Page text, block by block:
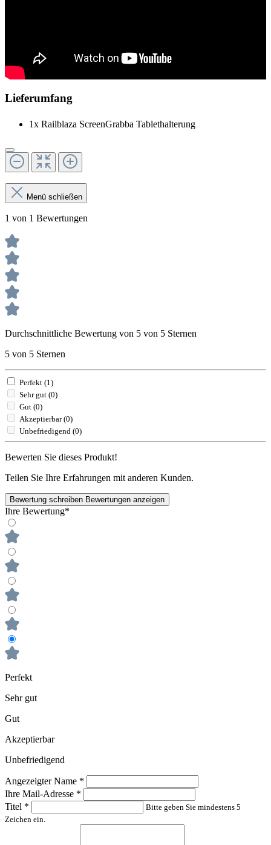
Lieferumfang
1x Railblaza ScreenGrabba Tablethalterung
Menü schließen
1 von 1 Bewertungen
Durchschnittliche Bewertung von 5 von 5 Sternen
5 von 5 Sternen
Perfekt (1)
Sehr gut (0)
Gut (0)
Akzeptierbar (0)
Unbefriedigend (0)
Bewerten Sie dieses Produkt!
Teilen Sie Ihre Erfahrungen mit anderen Kunden.
Bewertung schreiben Bewertungen anzeigen
Ihre Bewertung*
Perfekt
Sehr gut
Gut
Akzeptierbar
Unbefriedigend
Angezeigter Name *
Ihre Mail-Adresse *
Titel *
Bitte geben Sie mindestens 5
Zeichen ein.